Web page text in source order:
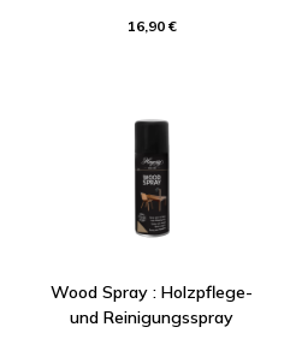
16,90 €
Wood Spray : Holzpflege-
und Reinigungsspray